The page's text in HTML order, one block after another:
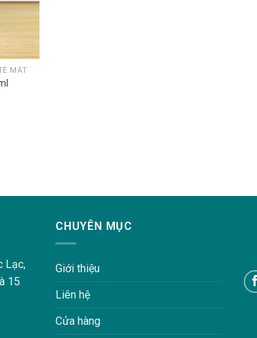
MẮT
Lạc,
15
CHUYÊN MỤC
Giới thiệu
Liên hệ
Cửa hàng